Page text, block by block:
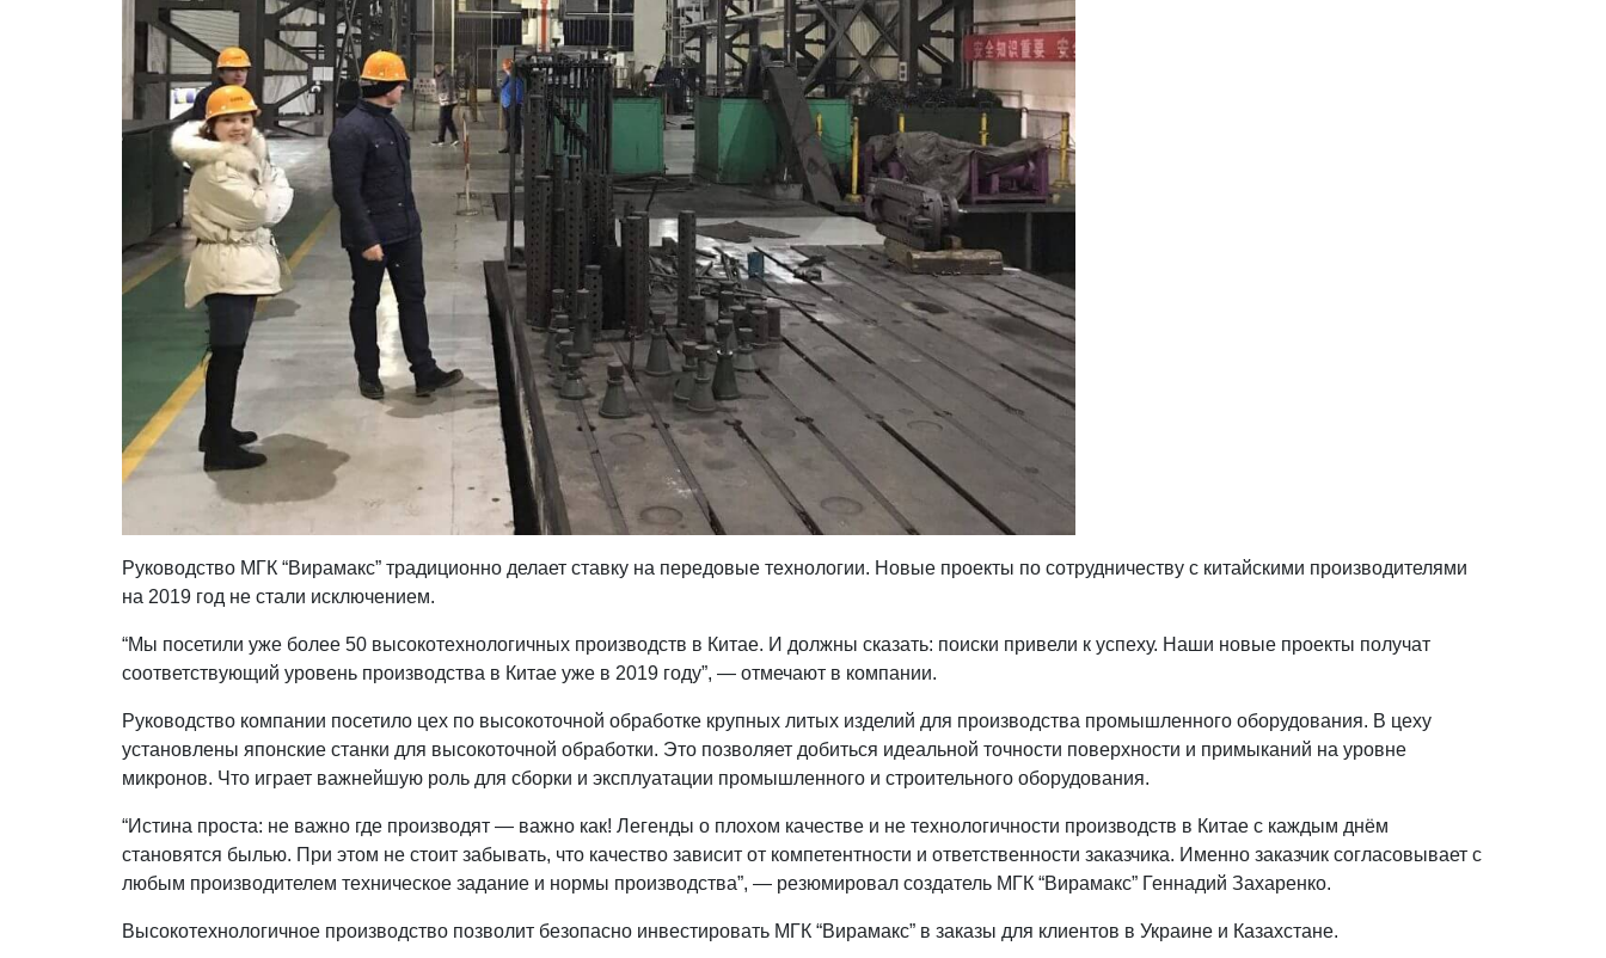
Руководство МГК “Вирамакс” традиционно делает ставку на передовые технологии. Новые проекты по сотрудничеству с китайскими производителями
на 2019 год не стали исключением.
“Мы посетили уже более 50 высокотехнологичных производств в Китае. И должны сказать: поиски привели к успеху. Наши новые проекты получат
соответствующий уровень производства в Китае уже в 2019 году”, — отмечают в компании.
Руководство компании посетило цех по высокоточной обработке крупных литых изделий для производства промышленного оборудования. В цеху
установлены японские станки для высокоточной обработки. Это позволяет добиться идеальной точности поверхности и примыканий на уровне
микронов. Что играет важнейшую роль для сборки и эксплуатации промышленного и строительного оборудования.
“Истина проста: не важно где производят — важно как! Легенды о плохом качестве и не технологичности производств в Китае с каждым днём
становятся былью. При этом не стоит забывать, что качество зависит от компетентности и ответственности заказчика. Именно заказчик согласовывает с
любым производителем техническое задание и нормы производства”, — резюмировал создатель МГК “Вирамакс” Геннадий Захаренко.
Высокотехнологичное производство позволит безопасно инвестировать МГК “Вирамакс” в заказы для клиентов в Украине и Казахстане.